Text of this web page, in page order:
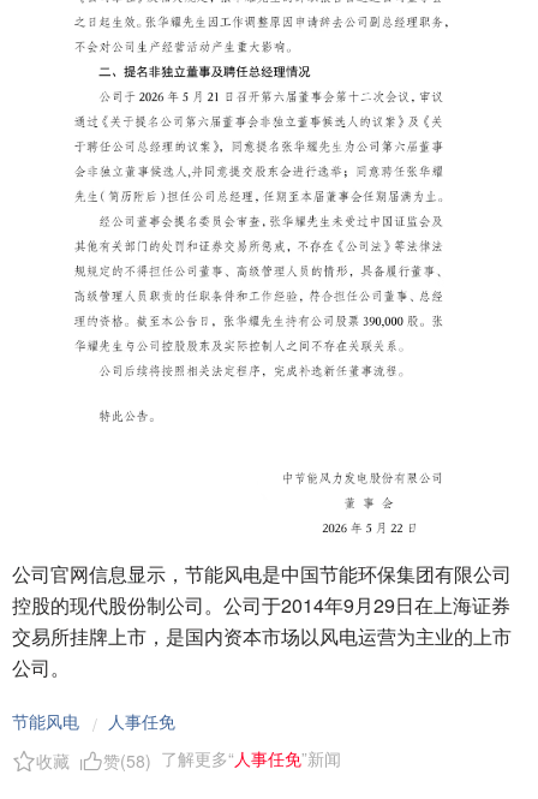
公司官网信息显示，节能风电是中国节能环保集团有限公司
控股的现代股份制公司。公司于2014年9月29日在上海证券
交易所挂牌上市，是国内资本市场以风电运营为主业的上市
公司。
节能风电 / 人事任免
收藏
赞(58) 了解更多“人事任免”新闻